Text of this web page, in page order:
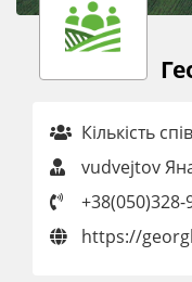
Кількість
vudvejtov
+38(050)328-
https://